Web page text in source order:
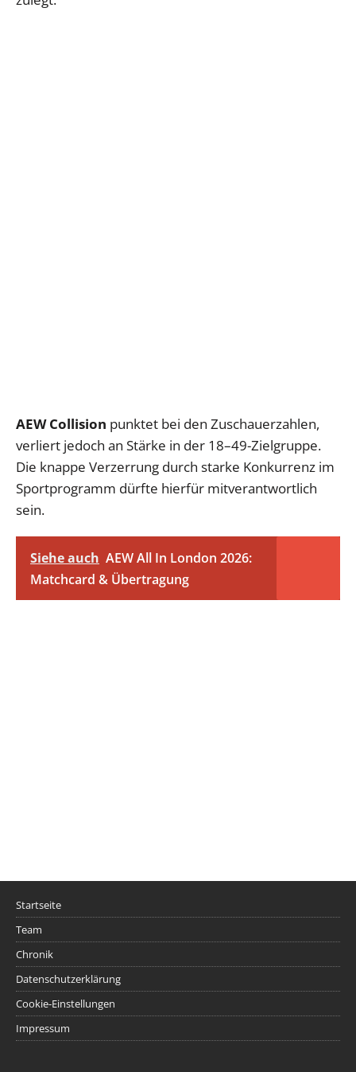
AEW Collision punktet bei den Zuschauerzahlen,
verliert jedoch an Stärke in der 18–49-Zielgruppe.
Die knappe Verzerrung durch starke Konkurrenz im
Sportprogramm dürfte hierfür mitverantwortlich
sein.
Siehe auch AEW All In London 2026:
Matchcard & Übertragung
Startseite
Team
Chronik
Datenschutzerklärung
Cookie-Einstellungen
Impressum